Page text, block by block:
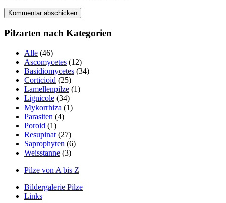
Pilzarten nach Kategorien
Alle (46)
Ascomycetes (12)
Basidiomycetes (34)
Corticioid (25)
Lamellenpilze (1)
Lignicole (34)
Mykorrhiza (1)
Parasiten (4)
Poroid (1)
Resupinat (27)
Saprophyten (6)
Weisstanne (3)
Pilze von A bis Z
Bildergalerie Pilze
Links